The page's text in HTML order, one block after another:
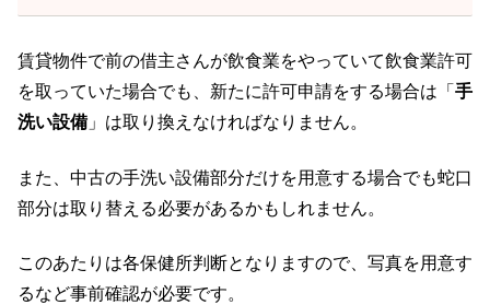
賃貸物件で前の借主さんが飲食業をやっていて飲食業許可
を取っていた場合でも、新たに許可申請をする場合は「 手
洗い設備 」は取り換えなければなりません。
また、中古の手洗い設備部分だけを用意する場合でも蛇口
部分は取り替える必要があるかもしれません。
このあたりは各保健所判断となりますので、写真を用意す
るなど事前確認が必要です。